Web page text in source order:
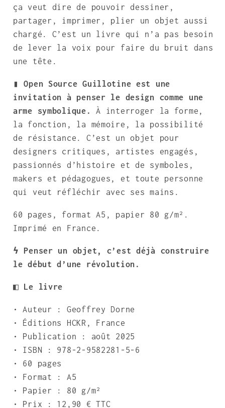
ça veut dire de pouvoir dessiner,
partager, imprimer, plier un objet aussi
chargé. C’est un livre qui n’a pas besoin
de lever la voix pour faire du bruit dans
une tête.
▮ Open Source Guillotine est une
invitation à penser le design comme une
arme symbolique.À interroger la forme,
la fonction, la mémoire, la possibilité
de résistance. C’est un objet pour
designers critiques, artistes engagés,
passionnés d’histoire et de symboles,
makers et pédagogues, et toute personne
qui veut réfléchir avec ses mains.
60 pages, format A5, papier 80 g/m².
Imprimé en France.
ϟ Penser un objet, c’est déjà construire
le début d’une révolution.
◧ Le livre
• Auteur : Geoffrey Dorne
• Éditions HCKR, France
• Publication : août 2025
• ISBN : 978-2-9582281-5-6
• 60 pages
• Format : A5
• Papier : 80 g/m²
• Prix : 12,90 € TTC